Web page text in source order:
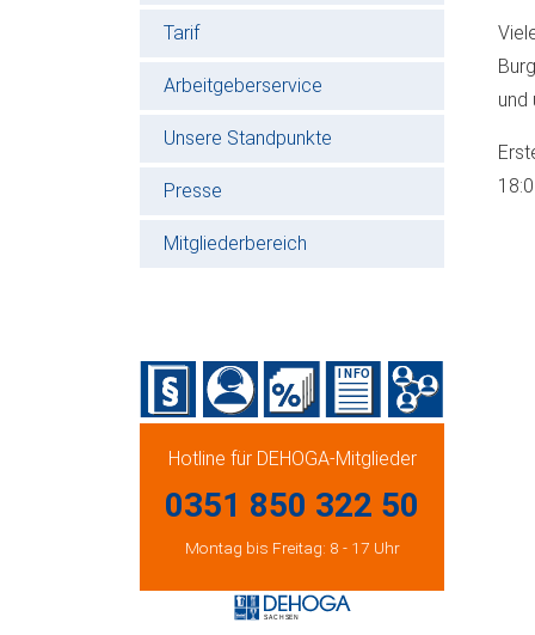
Tarif
Arbeitgeberservice
Unsere Standpunkte
Presse
Mitgliederbereich
Hotline für DEHOGA-Mitglieder
0351 850 322 50
Montag bis Freitag: 8 - 17 Uhr
und